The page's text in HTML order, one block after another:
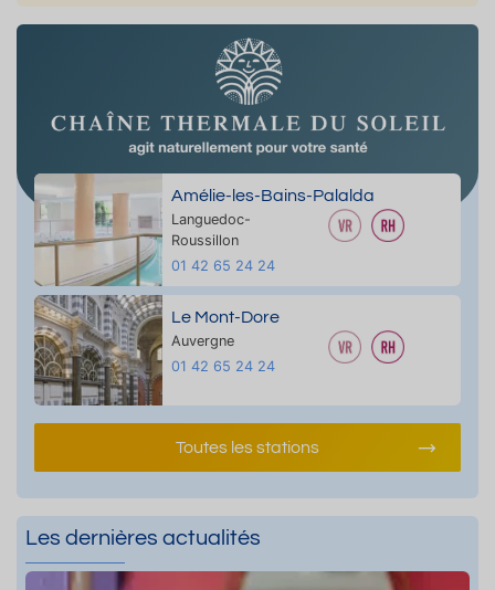
Amélie-les-Bains-Palalda
Languedoc-
Roussillon
01 42 65 24 24
Le Mont-Dore
Auvergne
01 42 65 24 24
Toutes les stations
Les dernières actualités